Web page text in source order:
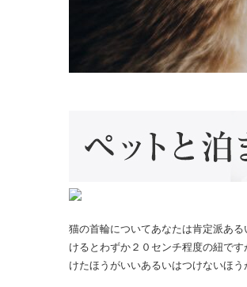
猫の首輪についてあなたは肯定派あ
けるとわずか２０センチ程度の紐で
けたほうがいいあるいはつけないほう